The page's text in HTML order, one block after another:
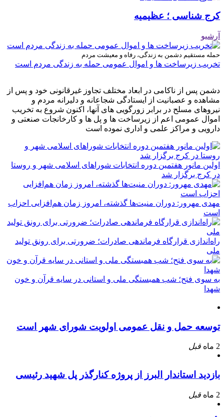
کرج شناسی ؛ عظیمیه
آرشیو
حمله مستقیم دشمن به زندگی، رفاه و معیشت مردم
تخریب زیرساخت ها و اموال عمومی حمله به زندگی مردم است
دشمن پس از ناکامی در ابعاد مختلف تجاوز غیرقانونی خود و پس از
مشاهده و عصبانیت از ایستادگی شجاعانه و دلیرانه مردم و
نیروهای مسلح در برابر زورگویی های آنها، اکنون شروع به تخریب
اموال عمومی اعم از زیرساخت ها و پل ها و کارخانجات صنعتی و
دارویی و مراکز علمی و اداری نموده است
اولین مانور هفتمین دوره انتخابات شوراهای اسلامی شهر و روستا
در کرج برگزار شد
مهدی مهرور: دوران منیت‌ها گذشته، امروز زمان هم‌افزایی احزاب
است
راه‌اندازی قرارگاه فرماندهی صادرات؛ ضرورتی برای رونق تولید
ملی
به سوی فتح؛ شب همبستگی ملی و استانی در سایه قرآن و خون
شهدا
توسعه حمل و نقل عمومی اولویت شورای شهر است
2 ماه قبل
بازدید استاندار البرز از پروژه کنارگذر پل شهید رئیسی
2 ماه قبل